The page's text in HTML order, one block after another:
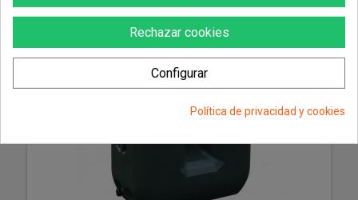
Rechazar cookies
Configurar
Política de privacidad y cookies